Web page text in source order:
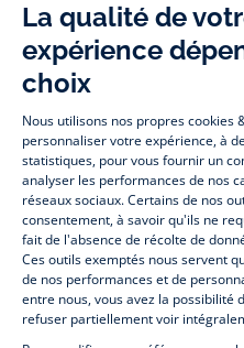
Facebook
Jacadi
Jacadi Paris vous propose sur sa
vêtements et chaussures , à la
entre autres, nos collections de
nouveaux-nés , de t-shirt, pull et
chaussettes et accessoires
Découvrez nos collections mode
Profitez aussi de nos collections
des idées cadeaux de Noël . Un
Retrouvez nos idées cadeaux de
notre collection Outlet
promotions Prix Doux
, une